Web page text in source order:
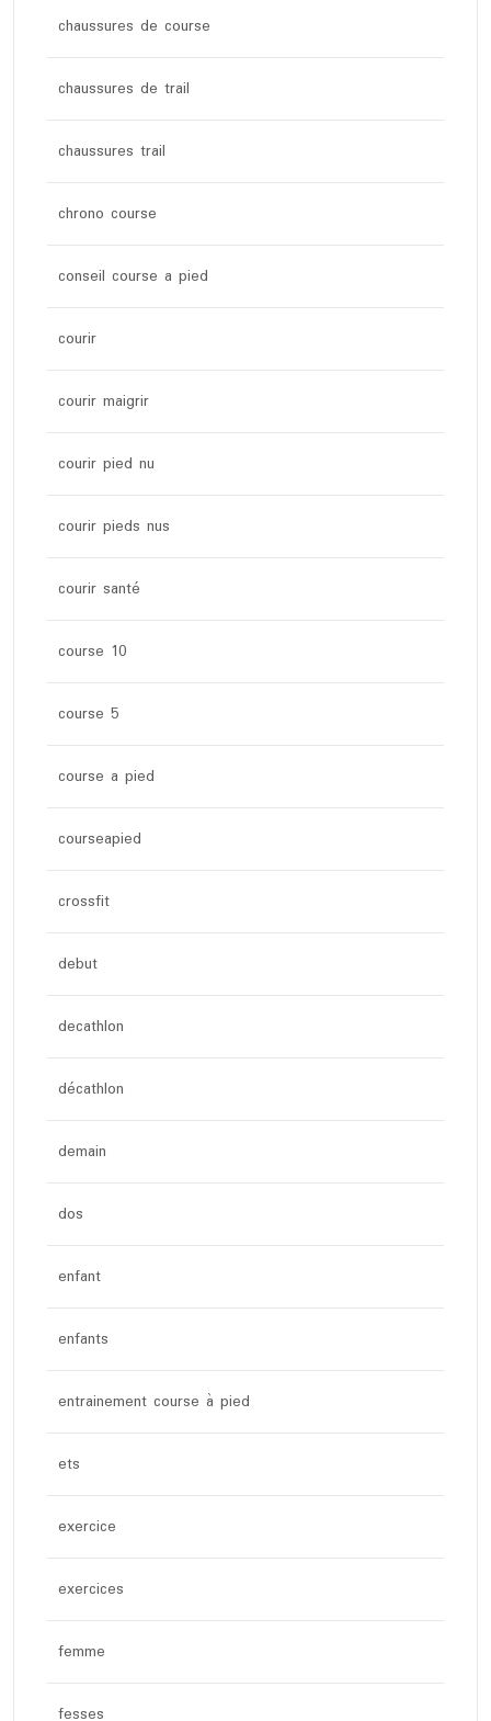
chaussures de course
chaussures de trail
chaussures trail
chrono course
conseil course a pied
courir
courir maigrir
courir pied nu
courir pieds nus
courir santé
course 10
course 5
course a pied
courseapied
crossfit
debut
decathlon
décathlon
demain
dos
enfant
enfants
entrainement course à pied
ets
exercice
exercices
femme
fesses